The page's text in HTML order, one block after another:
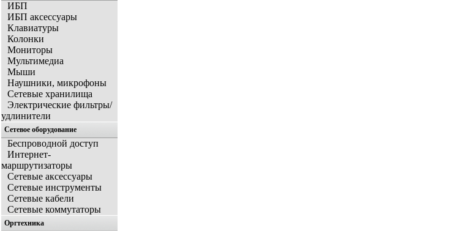
ИБП
ИБП аксессуары
Клавиатуры
Колонки
Мониторы
Мультимедиа
Мыши
Наушники, микрофоны
Сетевые хранилища
Электрические фильтры/
удлинители
Сетевое оборудование
Беспроводной доступ
Интернет-
маршрутизаторы
Сетевые аксессуары
Сетевые инструменты
Сетевые кабели
Сетевые коммутаторы
Оргтехника